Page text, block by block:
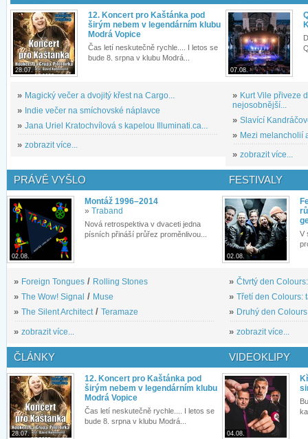
28.07.
12. Koncert pro Kaštánka pod
širým nebem v legendárním klubu
Modrá Vopice
Čas letí neskutečně rychle.... I letos se
bude 8. srpna v klubu Modrá...
» Magický večer a dvojitý křest na Cargo...
» Indie večer na smíchovské náplavce
» Jana Uriel Kratochvílová s kapelou Illuminati.ca...
» zobrazit více...
07.08.
» Kurt Vile přiveze
nejosobnější...
» Slavící
» Mezi melancholií
» zobrazit více...
PRÁVĚ VYŠLO
02.08.
Montáž 1996–2014
» Traband
Nová retrospektiva v dvaceti jedna
písních přináší průřez proměnlivou...
» Foreign Tongues / Rolling Stones
» The Wow! Signal / Muse
» The Silent Architect/ Teramaze
» zobrazit více...
FESTIVALY
02.08.
V
» Čtvrtý den
» Třetí den Colours:
» Druhý den
» zobrazit více...
ČLÁNKY
28.07.
12. Koncert pro Kaštánka pod
širým nebem v legendárním klubu
Modrá Vopice
Čas letí neskutečně rychle.... I letos se
bude 8. srpna v klubu Modrá...
VIDEOKLIPY
04.08.